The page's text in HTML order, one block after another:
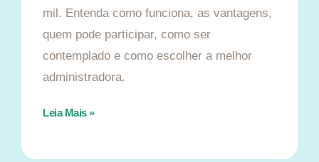
mil. Entenda como funciona, as vantagens,
quem pode participar, como ser
contemplado e como escolher a melhor
administradora.
Leia Mais »